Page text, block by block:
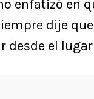
enfatizó en
dije
desde el